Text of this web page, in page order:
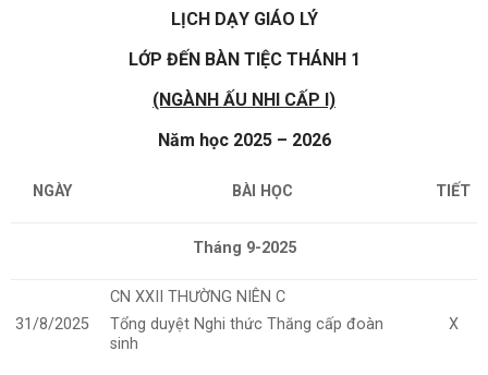
LỊCH DẠY GIÁO LÝ
LỚP ĐẾN BÀN TIỆC THÁNH 1
(NGÀNH ẤU NHI CẤP I)
Năm học 2025 – 2026
NGÀY BÀI HỌC TIẾT
Tháng 9-2025
31/8/2025
CN XXII THƯỜNG NIÊN C
Tổng duyệt Nghi thức Thăng cấp đoàn
sinh
X